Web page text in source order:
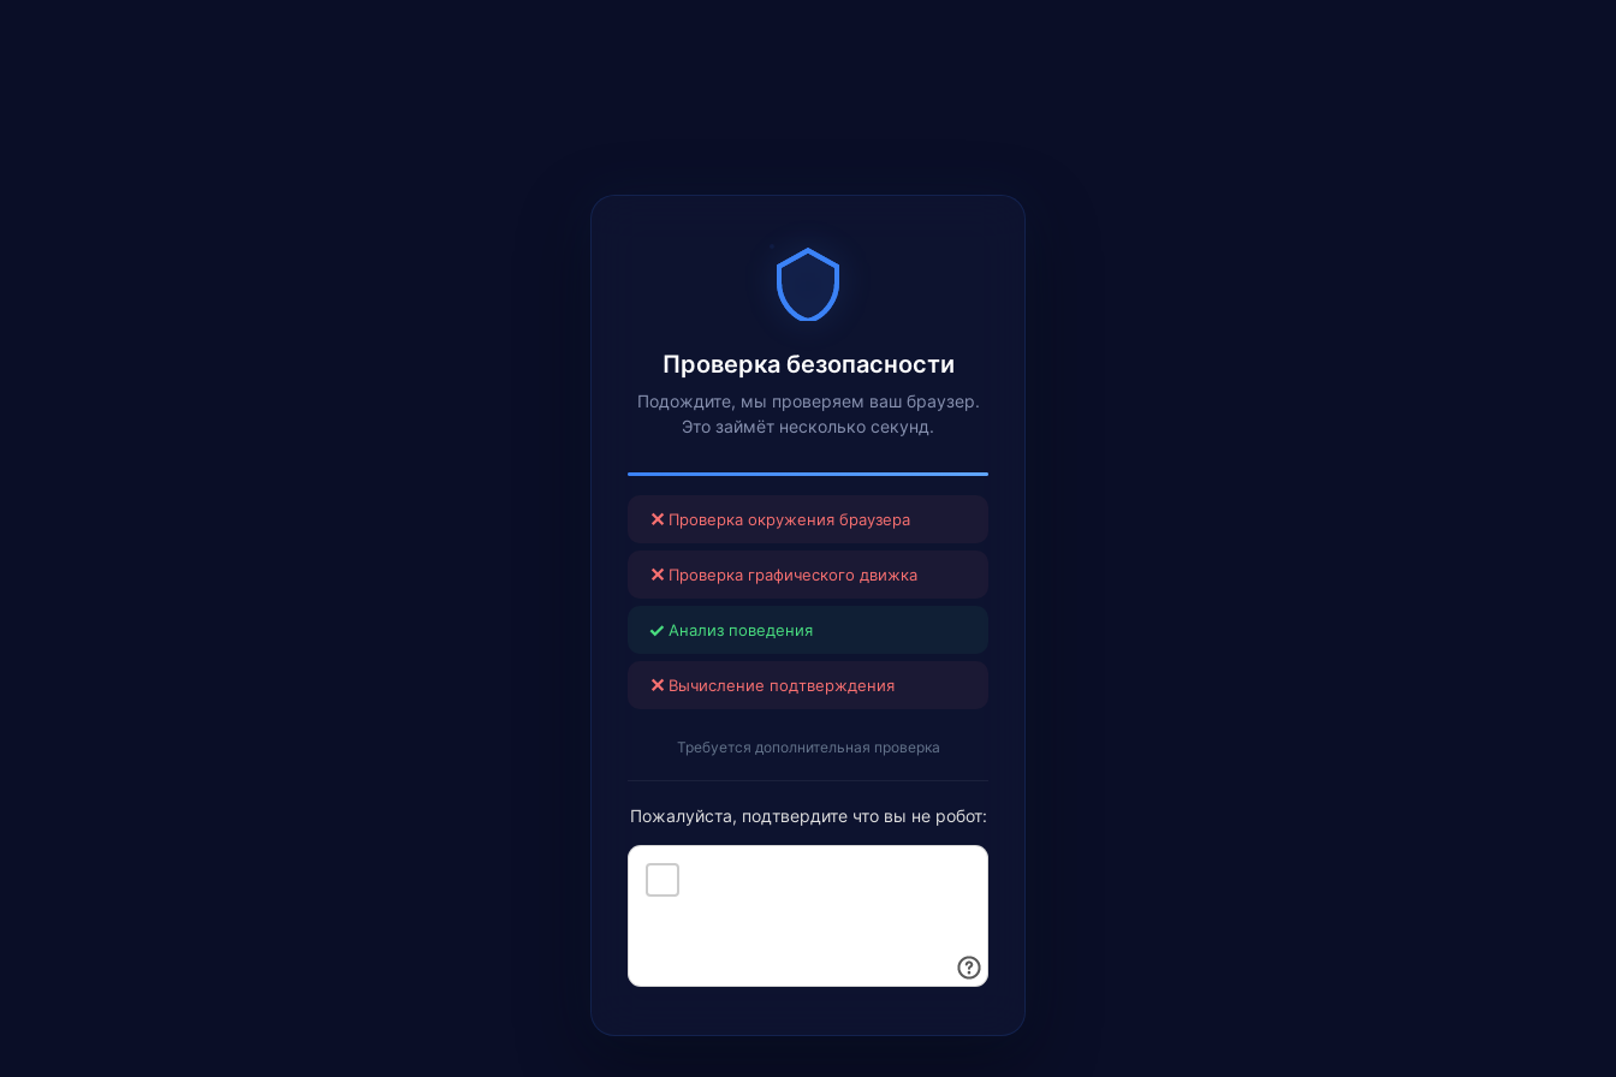
Проверка безопасности
Подождите, мы проверяем ваш браузер.
Это займёт несколько секунд.
✕ Проверка окружения браузера
✕ Проверка графического движка
✓ Анализ поведения
✕ Вычисление подтверждения
Требуется дополнительная проверка
Пожалуйста, подтвердите что вы не робот: